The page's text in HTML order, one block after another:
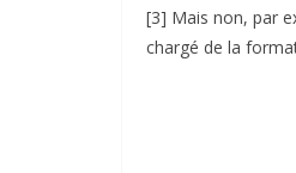
[3] Mais non, par
chargé de la